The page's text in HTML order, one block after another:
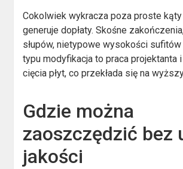
Cokolwiek wykracza poza proste
generuje dopłaty. Skośne
słupów, nietypowe wysokości
typu modyfikacja to praca projektanta
cięcia płyt, co przekłada się na
Gdzie można
zaoszczędzić bez
jakości